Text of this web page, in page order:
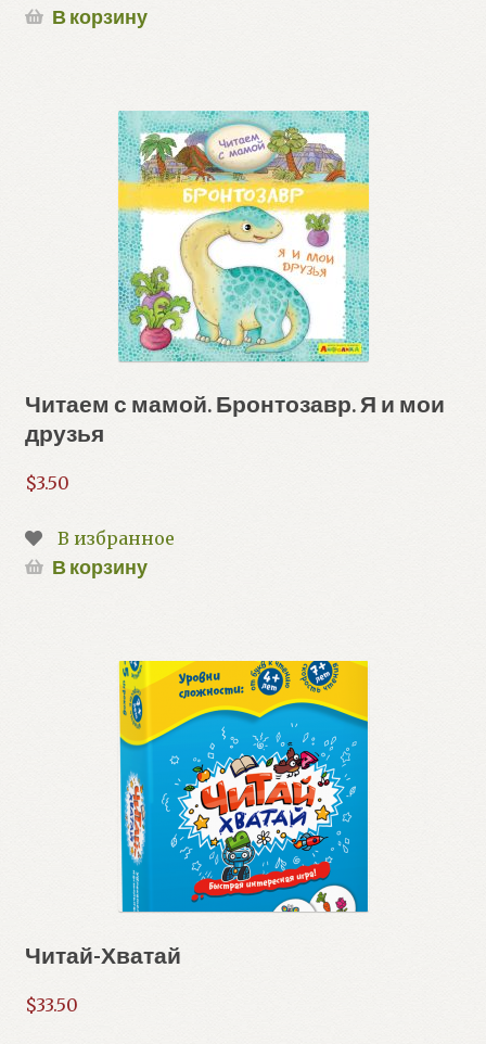
В корзину
Читаем с мамой. Бронтозавр. Я и мои
друзья
$3.50
В избранное
В корзину
Читай-Хватай
$33.50